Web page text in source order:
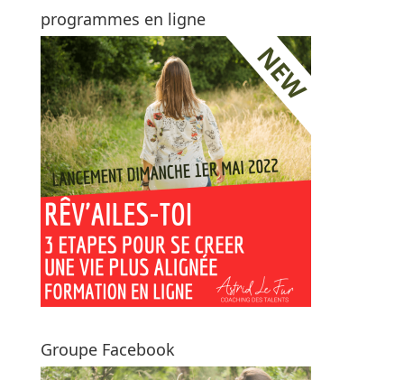
programmes en ligne
Groupe Facebook